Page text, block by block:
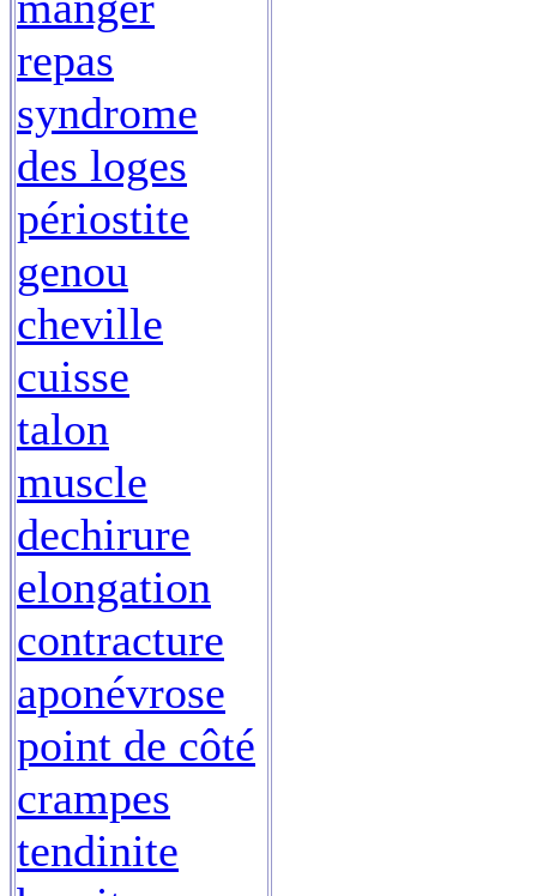
repas
syndrome
des loges
périostite
genou
cheville
cuisse
talon
muscle
dechirure
elongation
contracture
aponévrose
point de côté
crampes
tendinite